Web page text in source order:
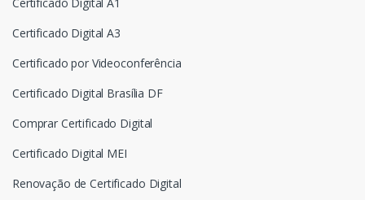
Certificado Digital A1
Certificado Digital A3
Certificado por Videoconferência
Certificado Digital Brasília DF
Comprar Certificado Digital
Certificado Digital MEI
Renovação de Certificado Digital